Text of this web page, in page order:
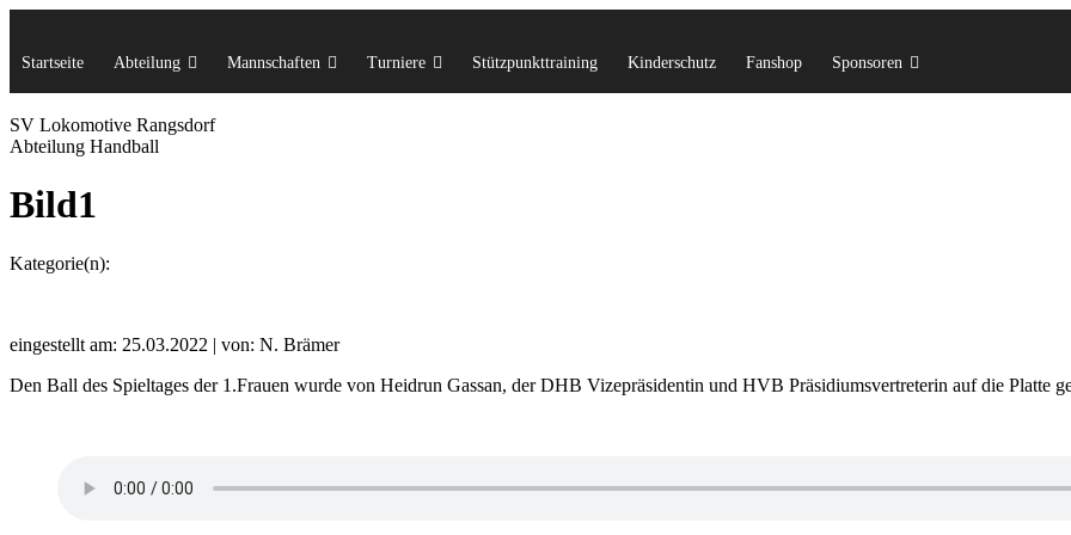
Startseite Abteilung Mannschaften Turniere Stützpunkttraining Kinderschutz Fanshop Sponsoren
SV Lokomotive Rangsdorf
Abteilung Handball
Bild1
Kategorie(n):
eingestellt am: 25.03.2022 | von: N. Brämer
Den Ball des Spieltages der 1.Frauen wurde von Heidrun Gassan, der DHB Vizepräsidentin und HVB Präsidiumsvertreterin auf die Platte